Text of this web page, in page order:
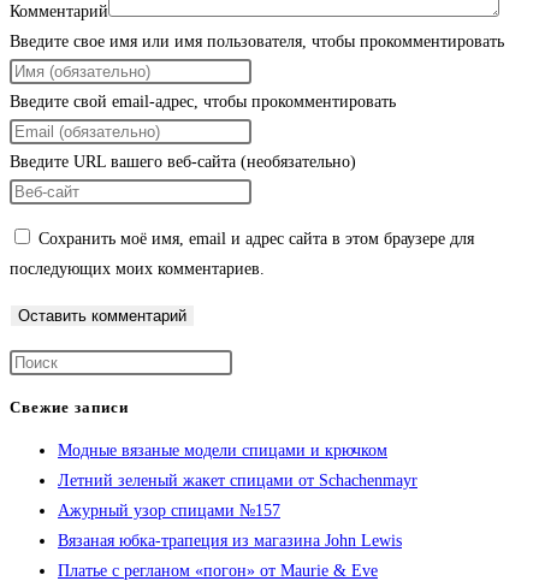
Комментарий
Введите свое имя или имя пользователя, чтобы прокомментировать
Введите свой email-адрес, чтобы прокомментировать
Введите URL вашего веб-сайта (необязательно)
Сохранить моё имя, email и адрес сайта в этом браузере для
последующих моих комментариев.
Свежие записи
Модные вязаные модели спицами и крючком
Летний зеленый жакет спицами от Schachenmayr
Ажурный узор спицами №157
Вязаная юбка-трапеция из магазина John Lewis
Платье с регланом «погон» от Maurie & Eve